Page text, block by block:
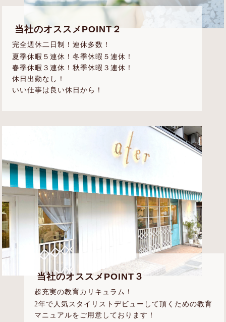
当社のオススメPOINT２
完全週休二日制！連休多数！
夏季休暇５連休！冬季休暇５連休！
春季休暇３連休！秋季休暇３連休！
休日出勤なし！
いい仕事は良い休日から！
当社のオススメPOINT３
超充実の教育カリキュラム！
2年で人気スタイリストデビューして頂くための教育
マニュアルをご用意しております！